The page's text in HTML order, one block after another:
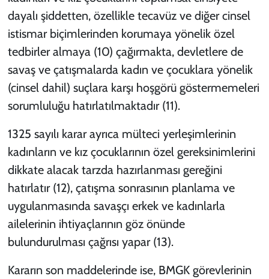
dayalı şiddetten, özellikle tecavüz ve diğer cinsel
istismar biçimlerinden korumaya yönelik özel
tedbirler almaya (10) çağırmakta, devletlere de
savaş ve çatışmalarda kadın ve çocuklara yönelik
(cinsel dahil) suçlara karşı hoşgörü göstermemeleri
sorumluluğu hatırlatılmaktadır (11).
1325 sayılı karar ayrıca mülteci yerleşimlerinin
kadınların ve kız çocuklarının özel gereksinimlerini
dikkate alacak tarzda hazırlanması gereğini
hatırlatır (12), çatışma sonrasının planlama ve
uygulanmasında savaşçı erkek ve kadınlarla
ailelerinin ihtiyaçlarının göz önünde
bulundurulması çağrısı yapar (13).
Kararın son maddelerinde ise, BMGK görevlerinin